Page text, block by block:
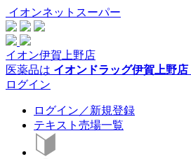
イオンネットスーパー
イオン伊賀上野店
医薬品は イオンドラッグ伊賀上野店
ログイン
ログイン／新規登録
テキスト売場一覧